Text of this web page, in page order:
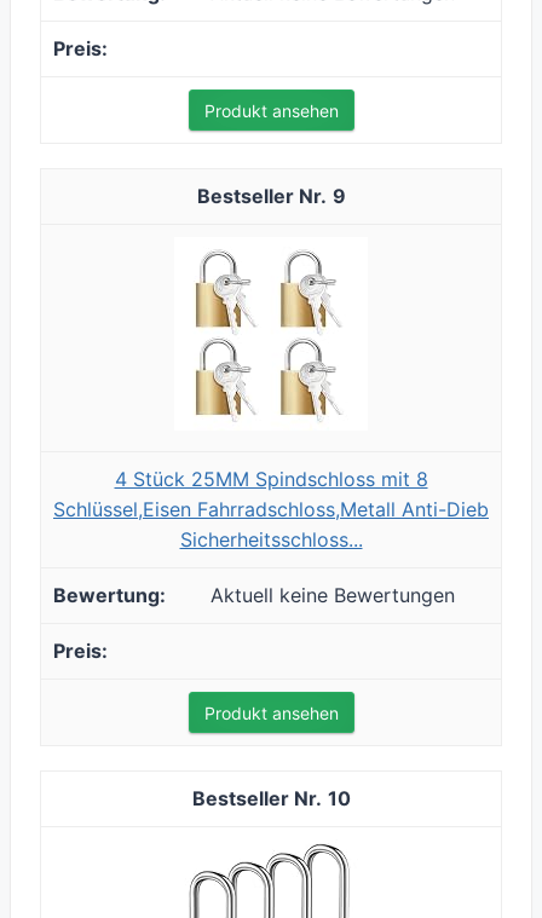
Produkt ansehen
9
4 Stück 25MM Spindschloss mit 8
Schlüssel,Eisen Fahrradschloss,Metall Anti-Dieb
Sicherheitsschloss...
Aktuell keine Bewertungen
Produkt ansehen
10